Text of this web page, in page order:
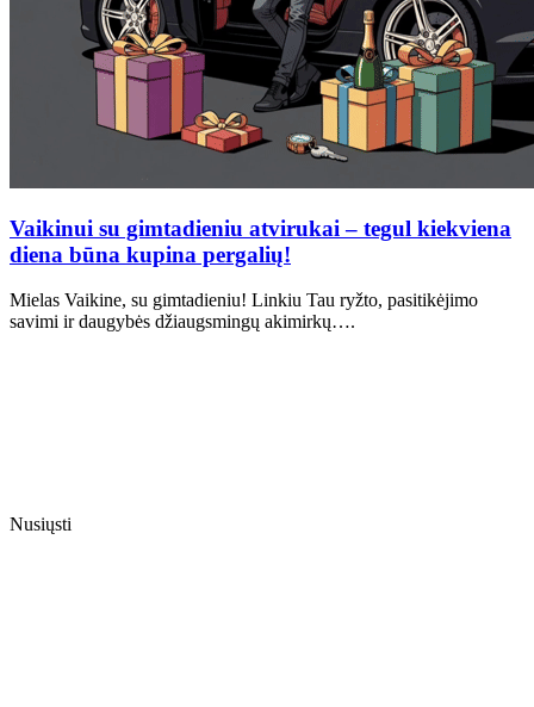
Vaikinui su gimtadieniu atvirukai – tegul kiekviena
diena būna kupina pergalių!
Mielas Vaikine, su gimtadieniu! Linkiu Tau ryžto, pasitikėjimo
savimi ir daugybės džiaugsmingų akimirkų….
Nusiųsti